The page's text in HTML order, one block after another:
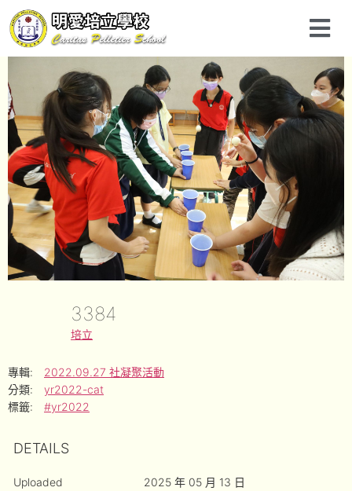
3384
培立
專輯:
2022.09.27 社凝聚活動
分類:
yr2022-cat
標籤:
#yr2022
DETAILS
Uploaded 2025 年 05 月 13 日